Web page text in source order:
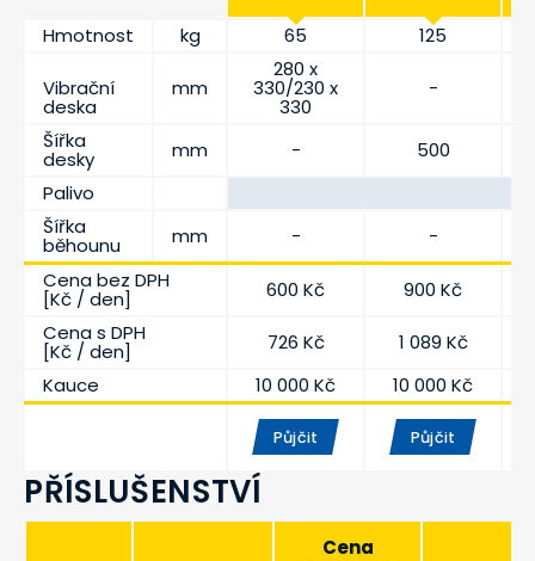
Hmotnost
kg 65 125
Vibrační
deska
mm
280 x
330/230 x
330
-
Šířka
desky mm -
500
Palivo
Šířka
běhounu mm - -
Půjčit Půjčit
Cena bez DPH
[Kč / den] 600 Kč
900 Kč
Cena s DPH
[Kč / den] 726 Kč
1 089 Kč
Kauce
10 000 Kč 10 000 Kč
PŘÍSLUŠENSTVÍ
Cena